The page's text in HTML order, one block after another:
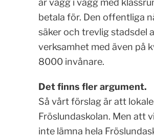
är vägg i vägg med
betala för. Den offentliga
säker och trevlig stadsdel
verksamhet med även på
8000 invånare.
Det finns fler argument.
Så vårt förslag är att
Fröslundaskolan. Men att
inte lämna hela